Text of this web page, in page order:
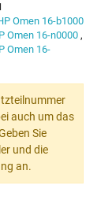
Omen 16-b1000
Omen 16-n0000,
Omen 16-
auch um das
Sie
und die
an.